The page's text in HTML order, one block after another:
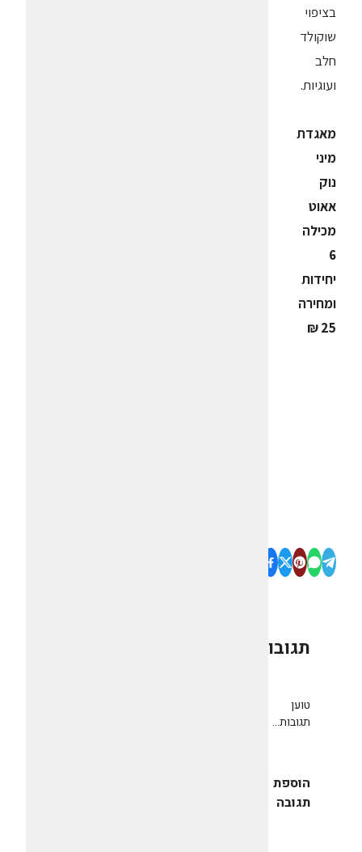
בציפוי
שוקולד
חלב
ועוגיות.
מאגדת
מיני
נוק
אאוט
מכילה
6
יחידות
ומחירה
25 ₪
תגובות
טוען
תגובות...
הוספת
תגובה